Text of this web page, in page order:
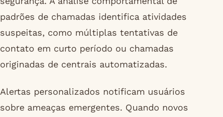
padrões de chamadas identifica atividades
suspeitas, como múltiplas tentativas de
contato em curto período ou chamadas
originadas de centrais automatizadas.
Alertas personalizados notificam usuários
sobre ameaças emergentes. Quando novos